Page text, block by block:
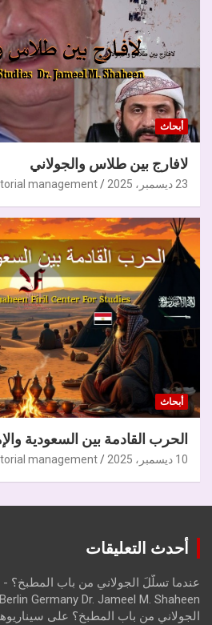
أبحاث
لافارج بين طلاس والجولاني
23 ديسمبر، 2025 management
أبحاث
الحرب القادمة بين السعودية
10 ديسمبر، 2025 management
أحدث التعليقات
الجولاني من باب المطبخ؟ على